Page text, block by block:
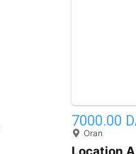
7000.00
Oran